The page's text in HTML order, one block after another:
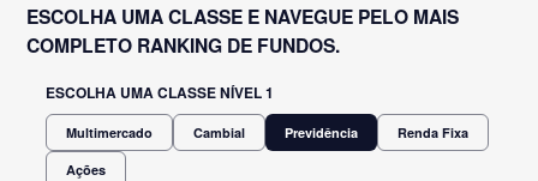
ESCOLHA UMA CLASSE E NAVEGUE PELO MAIS
COMPLETO RANKING DE FUNDOS.
ESCOLHA UMA CLASSE NÍVEL 1
Multimercado Cambial Previdência Renda Fixa
Ações